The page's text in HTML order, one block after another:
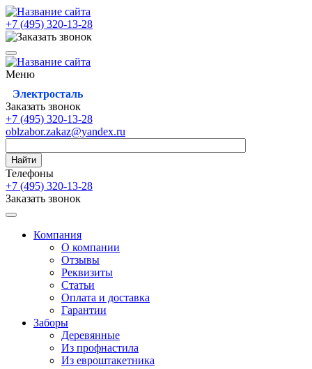
+7 (495) 320-13-28
Меню
Электросталь
Заказать звонок
+7 (495) 320-13-28
oblzabor.zakaz@yandex.ru
Найти
Телефоны
+7 (495) 320-13-28
Заказать звонок
Компания
О компании
Отзывы
Реквизиты
Статьи
Оплата и доставка
Гарантии
Заборы
Деревянные
Из профнастила
Из евроштакетника